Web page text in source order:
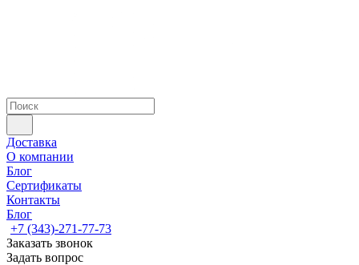
Доставка
О компании
Блог
Сертификаты
Контакты
Блог
+7 (343)-271-77-73
Заказать звонок
Задать вопрос